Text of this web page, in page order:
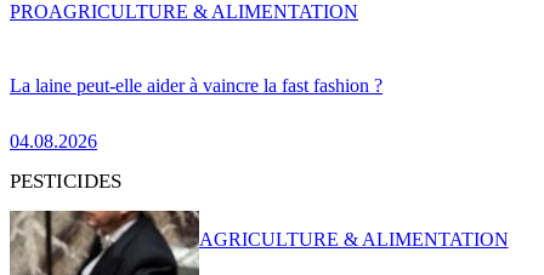
La laine peut-elle aider à vaincre la fast fashion ?
04.08.2026
PROAGRICULTURE & ALIMENTATION
PESTICIDES
AGRICULTURE & ALIMENTATION